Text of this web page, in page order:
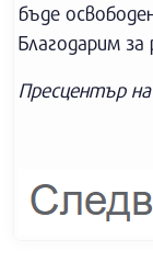
бъде
Благодарим за
Пресцентър